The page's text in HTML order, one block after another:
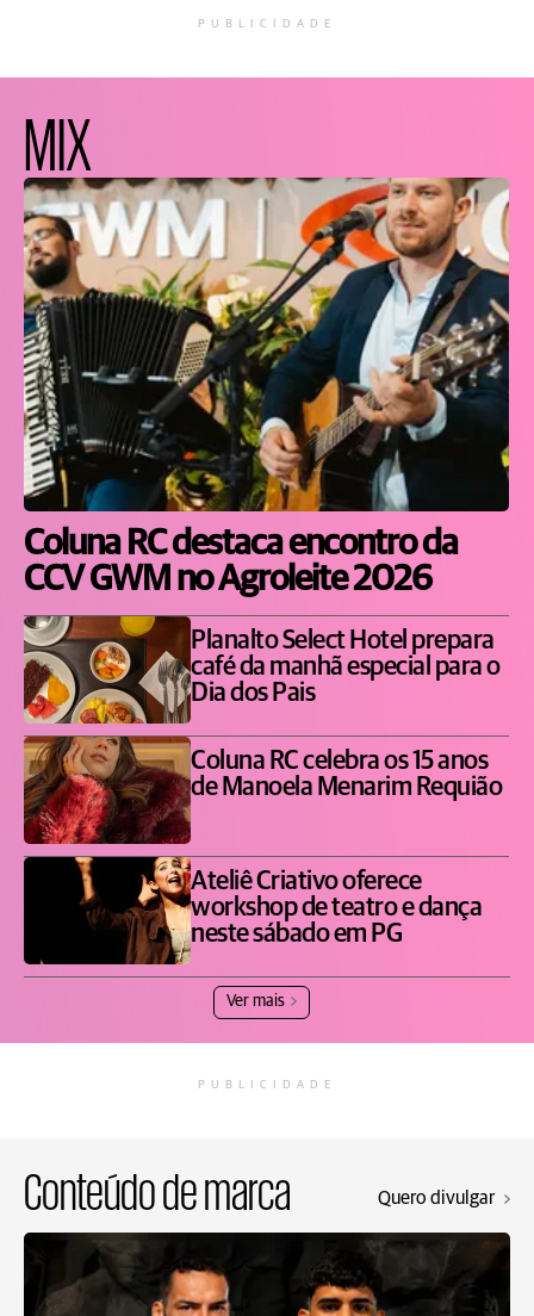
PUBLICIDADE
MIX
Coluna RC destaca encontro da
CCV GWM no Agroleite 2026
Planalto Select Hotel prepara
café da manhã especial para o
Dia dos Pais
Coluna RC celebra os 15 anos
de Manoela Menarim Requião
Ateliê Criativo oferece
workshop de teatro e dança
neste sábado em PG
Ver mais
PUBLICIDADE
Conteúdo de marca Quero divulgar